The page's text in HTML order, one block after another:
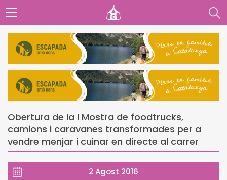
Obertura de la I Mostra de foodtrucks,
camions i caravanes transformades per a
vendre menjar i cuinar en directe al carrer
2 Agost 2016